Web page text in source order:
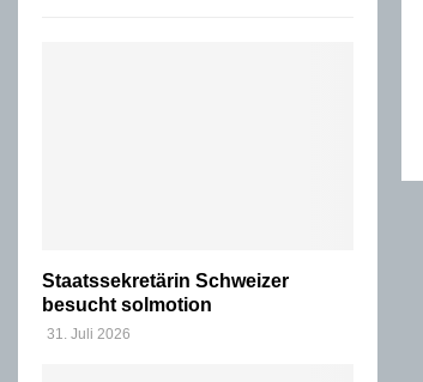
Staatssekretärin Schweizer
besucht solmotion
31. Juli 2026